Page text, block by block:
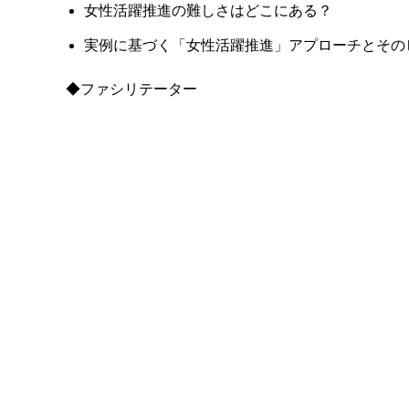
女性活躍推進の難しさはどこにある？
実例に基づく「女性活躍推進」アプローチとその
◆ファシリテーター